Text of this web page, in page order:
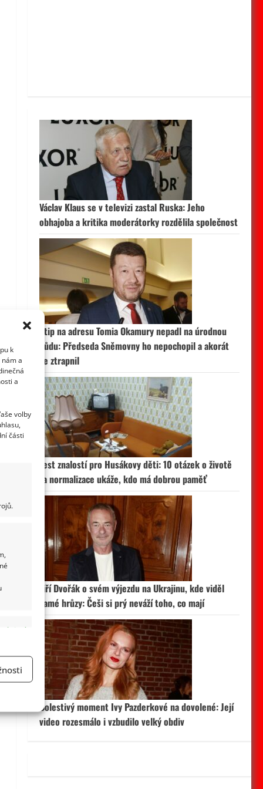
k
a
a
volby
části
aktivní
Václav Klaus se v televizi zastal Ruska: Jeho
obhajoba a kritika moderátorky rozdělila společnost
Vtip na adresu Tomia Okamury nepadl na úrodnou
půdu: Předseda Sněmovny ho nepochopil a akorát
se ztrapnil
Test znalostí pro Husákovy děti: 10 otázek o životě
za normalizace ukáže, kdo má dobrou paměť
Jiří Dvořák o svém výjezdu na Ukrajinu, kde viděl
samé hrůzy: Češi si prý neváží toho, co mají
Bolestivý moment Ivy Pazderkové na dovolené: Její
video rozesmálo i vzbudilo velký obdiv